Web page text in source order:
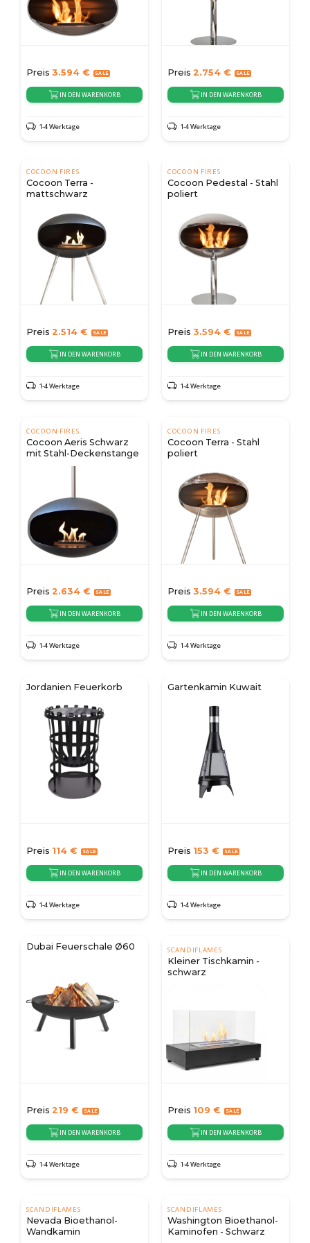
Preis 3.594 €
IN DEN WARENKORB
1-4 Werktage
Preis 2.754 €
IN DEN WARENKORB
1-4 Werktage
COCOON FIRES
Cocoon Terra -
mattschwarz
Preis 2.514 €
IN DEN WARENKORB
1-4 Werktage
COCOON FIRES
Cocoon Pedestal - Stahl
poliert
Preis 3.594 €
IN DEN WARENKORB
1-4 Werktage
COCOON FIRES
Cocoon Aeris Schwarz
mit Stahl-Deckenstange
Preis 2.634 €
IN DEN WARENKORB
1-4 Werktage
COCOON FIRES
Cocoon Terra - Stahl
poliert
Preis 3.594 €
IN DEN WARENKORB
1-4 Werktage
Jordanien Feuerkorb
Preis 114 €
IN DEN WARENKORB
1-4 Werktage
Gartenkamin Kuwait
Preis 153 €
IN DEN WARENKORB
1-4 Werktage
Dubai Feuerschale Ø60
Preis 219 €
IN DEN WARENKORB
1-4 Werktage
SCANDIFLAMES
Kleiner Tischkamin -
schwarz
Preis 109 €
IN DEN WARENKORB
1-4 Werktage
SCANDIFLAMES
Nevada Bioethanol-
Wandkamin
SCANDIFLAMES
Washington Bioethanol-
Kaminofen - Schwarz